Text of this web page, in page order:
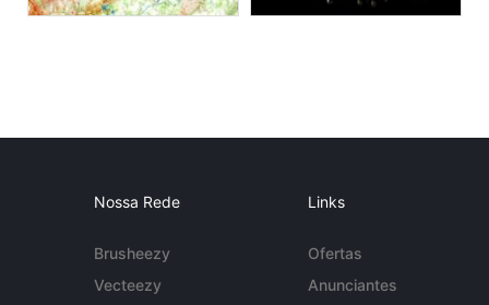
Nossa Rede
Brusheezy
Vecteezy
Links
Ofertas
Anunciantes